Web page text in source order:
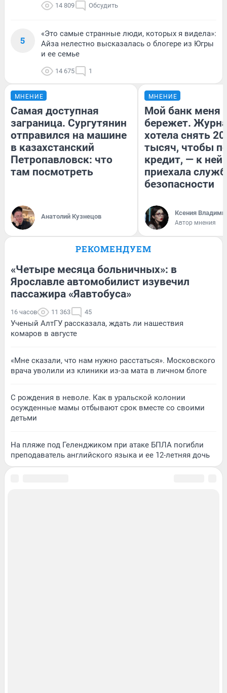
14 809 Обсудить
5
«Это самые странные люди, которых я видела»:
Айза нелестно высказалась о блогере из Югры
и ее семье
14 675 1
МНЕНИЕ
Самая доступная
заграница. Сургутянин
отправился на машине
в казахстанский
Петропавловск: что
там посмотреть
Анатолий Кузнецов
МНЕНИЕ
Мой банк меня
бережет.
хотела снять
тысяч, чтобы
кредит, — к
приехала
безопасности
Ксения
Автор мнения
РЕКОМЕНДУЕМ
«Четыре месяца больничных»: в
Ярославле автомобилист изувечил
пассажира «Яавтобуса»
16 часов 11 363 45
Ученый АлтГУ рассказала, ждать ли нашествия
комаров в августе
«Мне сказали, что нам нужно расстаться». Московского
врача уволили из клиники из-за мата в личном блоге
С рождения в неволе. Как в уральской колонии
осужденные мамы отбывают срок вместе со своими
детьми
На пляже под Геленджиком при атаке БПЛА погибли
преподаватель английского языка и ее 12-летняя дочь